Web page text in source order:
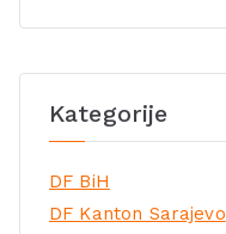
Kategorije
DF BiH
DF Kanton Sarajevo